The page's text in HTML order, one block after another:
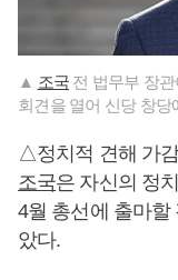
▲ 조국 전 법무부 장
회견을 열어 신당 창
△정치적 견해 가
조국은 자신의 정
4월 총선에 출마할
았다.